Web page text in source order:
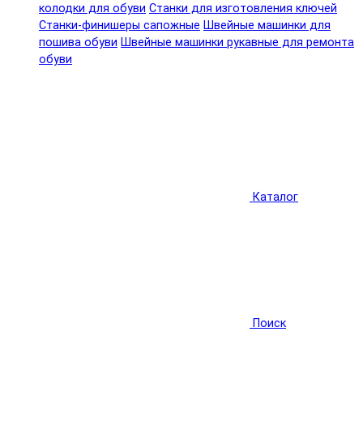
колодки для обуви Станки для изготовления ключей
Станки-финишеры сапожные Швейные машинки для
пошива обуви Швейные машинки рукавные для ремонта
обуви
Каталог
Поиск